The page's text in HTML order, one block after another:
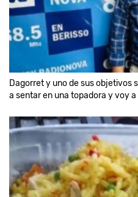
Dagorret y uno de sus objetivos
a sentar en una topadora y voy